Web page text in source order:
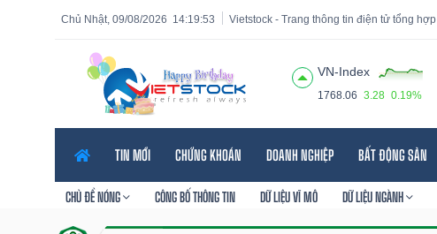
14:19:55
Chủ Nhật, 09/08/2026 Vietstock - Trang thông tin điện tử tổng hợp
VN-Index
1768.06 3.28 0.19%
TIN MỚI CHỨNG KHOÁN DOANH NGHIỆP BẤT ĐỘNG SẢN
CHỦ ĐỀ NÓNG CÔNG BỐ THÔNG TIN DỮ LIỆU VĨ MÔ DỮ LIỆU NGÀNH
Tính năng
năng